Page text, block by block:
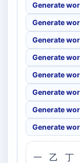
Generate
Generate
Generate
Generate
Generate
Generate
Generate
Generate
一 乙 丁